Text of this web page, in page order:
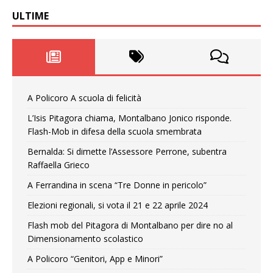
ULTIME
A Policoro A scuola di felicità
L’Isis Pitagora chiama, Montalbano Jonico risponde.
Flash-Mob in difesa della scuola smembrata
Bernalda: Si dimette l’Assessore Perrone, subentra
Raffaella Grieco
A Ferrandina in scena “Tre Donne in pericolo”
Elezioni regionali, si vota il 21 e 22 aprile 2024
Flash mob del Pitagora di Montalbano per dire no al
Dimensionamento scolastico
A Policoro “Genitori, App e Minori”